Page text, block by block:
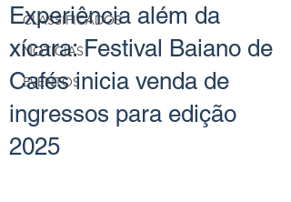
CLASSIFICADOS
NOTÍCIAS
EVENTOS
Experiência além da
xícara: Festival Baiano de
Cafés inicia venda de
ingressos para edição
2025